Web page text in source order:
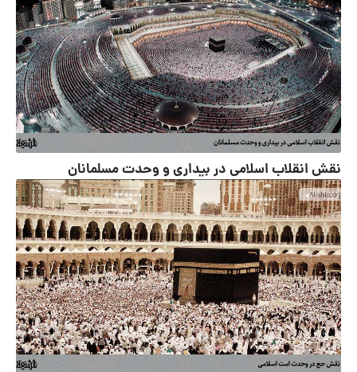
نقش انقلاب اسلامی در بیداری و وحدت مسلمانان